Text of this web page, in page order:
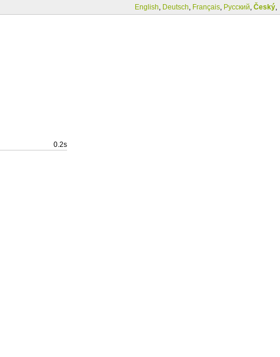
English, Deutsch, Français, Русский, Český,
0.2s